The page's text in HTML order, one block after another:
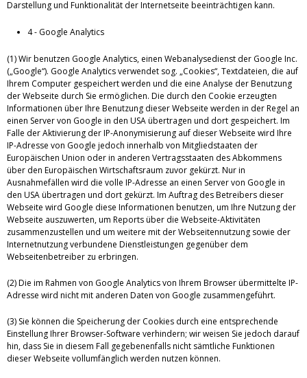
Darstellung und Funktionalität der Internetseite beeinträchtigen kann.
4 - Google Analytics
(1) Wir benutzen Google Analytics, einen Webanalysedienst der Google Inc.
(„Google“). Google Analytics verwendet sog. „Cookies“, Textdateien, die auf
Ihrem Computer gespeichert werden und die eine Analyse der Benutzung
der Webseite durch Sie ermöglichen. Die durch den Cookie erzeugten
Informationen über Ihre Benutzung dieser Webseite werden in der Regel an
einen Server von Google in den USA übertragen und dort gespeichert. Im
Falle der Aktivierung der IP-Anonymisierung auf dieser Webseite wird Ihre
IP-Adresse von Google jedoch innerhalb von Mitgliedstaaten der
Europäischen Union oder in anderen Vertragsstaaten des Abkommens
über den Europäischen Wirtschaftsraum zuvor gekürzt. Nur in
Ausnahmefällen wird die volle IP-Adresse an einen Server von Google in
den USA übertragen und dort gekürzt. Im Auftrag des Betreibers dieser
Webseite wird Google diese Informationen benutzen, um Ihre Nutzung der
Webseite auszuwerten, um Reports über die Webseite-Aktivitäten
zusammenzustellen und um weitere mit der Webseitennutzung sowie der
Internetnutzung verbundene Dienstleistungen gegenüber dem
Webseitenbetreiber zu erbringen.
(2) Die im Rahmen von Google Analytics von Ihrem Browser übermittelte IP-
Adresse wird nicht mit anderen Daten von Google zusammengeführt.
(3) Sie können die Speicherung der Cookies durch eine entsprechende
Einstellung Ihrer Browser-Software verhindern; wir weisen Sie jedoch darauf
hin, dass Sie in diesem Fall gegebenenfalls nicht sämtliche Funktionen
dieser Webseite vollumfänglich werden nutzen können.